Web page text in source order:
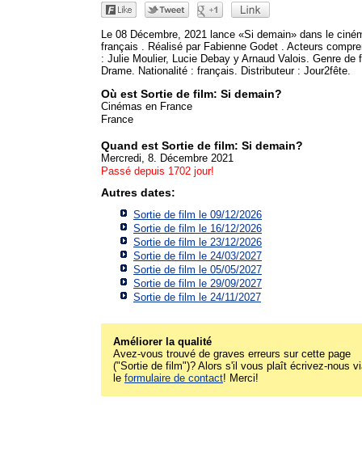
Le 08 Décembre, 2021 lance «Si demain» dans le
français . Réalisé par Fabienne Godet . Acteurs
: Julie Moulier, Lucie Debay y Arnaud Valois. Genre de
Drame. Nationalité : français. Distributeur : Jour2fête.
Où est Sortie de film: Si demain?
Cinémas en France
France
Quand est Sortie de film: Si demain?
Mercredi, 8. Décembre 2021
Passé depuis 1702 jour!
Autres dates:
Sortie de film le 09/12/2026
Sortie de film le 16/12/2026
Sortie de film le 23/12/2026
Sortie de film le 24/03/2027
Sortie de film le 05/05/2027
Sortie de film le 29/09/2027
Sortie de film le 24/11/2027
Améliorer la qualité
Avez-vous trouvé de graves erreurs sur cette page
("Sortie de film")? Alors s'il vous plaît écrivez-nous
le formulaire de contact! Merci!